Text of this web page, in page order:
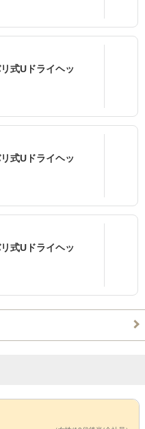
式Uドライヘッ
式Uドライヘッ
式Uドライヘッ